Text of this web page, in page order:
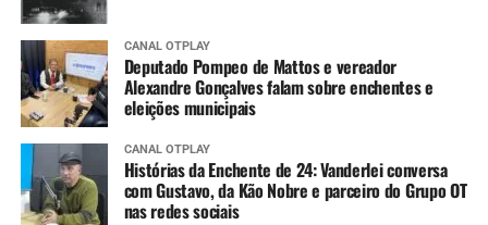
CANAL OTPLAY
Deputado Pompeo de Mattos e vereador
Alexandre Gonçalves falam sobre enchentes e
eleições municipais
CANAL OTPLAY
Histórias da Enchente de 24: Vanderlei conversa
com Gustavo, da Kão Nobre e parceiro do Grupo OT
nas redes sociais